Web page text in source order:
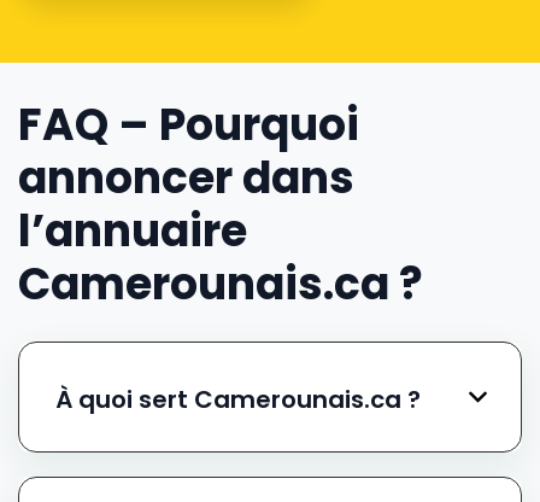
FAQ – Pourquoi
annoncer dans
l’annuaire
Camerounais.ca ?
À quoi sert Camerounais.ca ?